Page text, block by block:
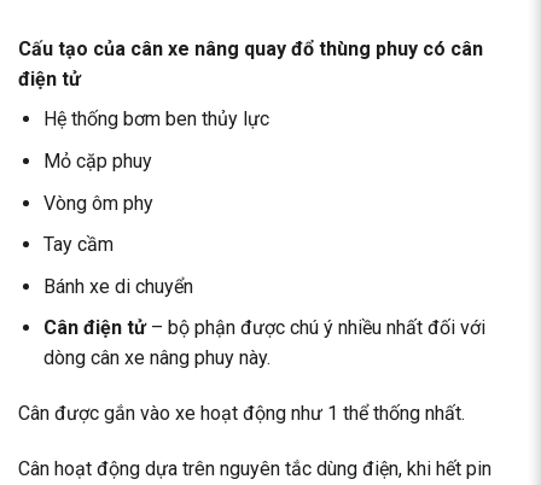
Cấu tạo của cân xe nâng quay đổ thùng phuy có cân
điện tử
Hệ thống bơm ben thủy lực
Mỏ cặp phuy
Vòng ôm phy
Tay cầm
Bánh xe di chuyển
Cân điện tử– bộ phận được chú ý nhiều nhất đối với
dòng cân xe nâng phuy này.
Cân được gắn vào xe hoạt động như 1 thể thống nhất.
Cân hoạt động dựa trên nguyên tắc dùng điện, khi hết pin